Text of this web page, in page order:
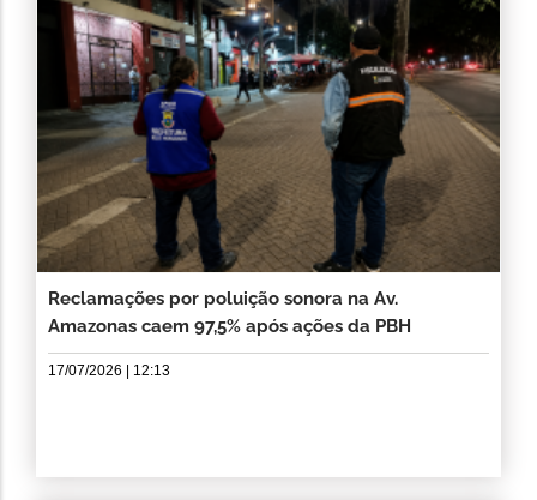
Reclamações por poluição sonora na Av.
Amazonas caem 97,5% após ações da PBH
17/07/2026 | 12:13